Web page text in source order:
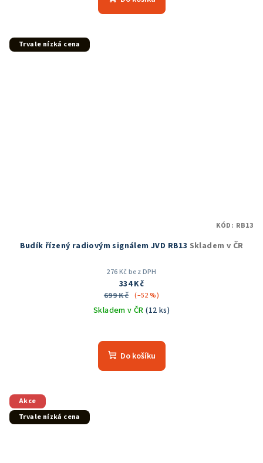
Trvale nízká cena
Budík řízený radiovým signálem JVD RB13 Skladem v ČR
276 Kč bez DPH
334 Kč
699 Kč (–52 %)
Skladem v ČR(12 ks)
hodnocení
produktu
Do košíku
KÓD: RB13
Akce
Trvale nízká cena